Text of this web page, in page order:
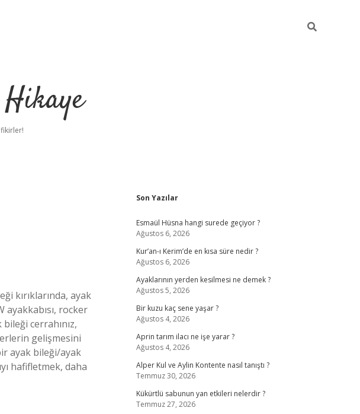
fikirler!
kırıklarında, ayak
ayakkabısı, rocker
cerrahınız,
gelişmesini
ayak bileği/ayak
hafifletmek, daha
Sidebar
Son Yazılar
Esmaül Hüsna hangi surede geçiyor ?
Ağustos 6, 2026
Kur’an-ı Kerim’de en kısa süre nedir ?
Ağustos 6, 2026
Ayaklarının yerden kesilmesi ne demek ?
Ağustos 5, 2026
Bir kuzu kaç sene yaşar ?
Ağustos 4, 2026
Aprin tarım ilacı ne işe yarar ?
Ağustos 4, 2026
Alper Kul ve Aylin Kontente nasıl tanıştı ?
Temmuz 30, 2026
Kükürtlü sabunun yan etkileri nelerdir ?
Temmuz 27, 2026